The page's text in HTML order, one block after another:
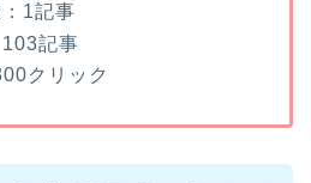
1記事
記事
クリック